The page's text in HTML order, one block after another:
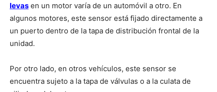
levas en un motor varía de un automóvil a otro. En
algunos motores, este sensor está fijado directamente a
un puerto dentro de la tapa de distribución frontal de la
unidad.
Por otro lado, en otros vehículos, este sensor se
encuentra sujeto a la tapa de válvulas o a la culata de